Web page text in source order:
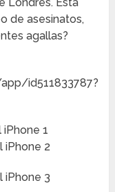
de asesinatos,
agallas?
id511833787?